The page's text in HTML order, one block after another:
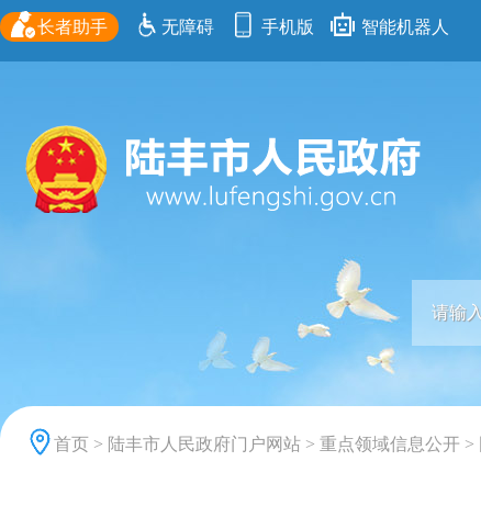
长者助手 无障碍 手机版 智能机器人
首页 > 陆丰市人民政府门户网站 > 重点领域信息公开 >